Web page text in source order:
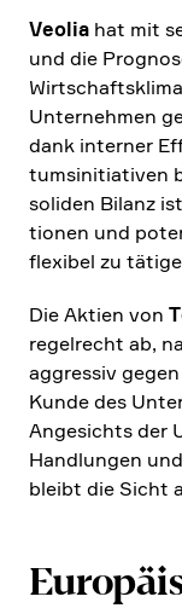
Veolia hat mit
und die
Unter­nehmen
dank interner
tums­in­itia­tiven
soliden Bilanz
tionen und
flexibel zu
Die Aktien von
regel­recht ab,
aggressiv
Kunde des
Angesichts der
Handlungen
bleibt die Sicht